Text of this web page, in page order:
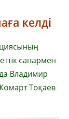
келді
сапармен
Владимир
Тоқаев